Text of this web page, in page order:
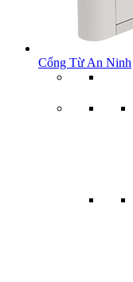
Cổng Từ An Ninh